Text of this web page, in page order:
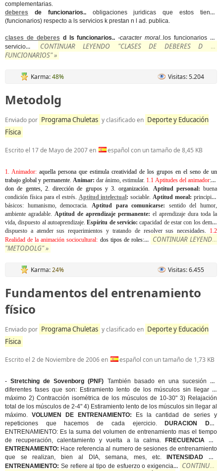
complementarias.
deberes de funcionarios.. obligaciones juridicas que estos tienen
(funcionarios) respecto a ls servicios k prestan n l ad. publica.
clases de deberes d ls funcionarios..-caracter moral.. los funcionarios en
servicio...
CONTINUAR LEYENDO "CLASES DE DEBERES D LS
FUNCIONARIOS" »
Karma:48% Visitas: 5.204
Metodolg
Enviado por Programa Chuletas y clasificado en Deporte y Educación
Física
Escrito el 17 de Mayo de 2007en español con un tamaño de 8,45 KB
1. Animador: aquella persona que estimula creatividad de los grupos en el seno de un
trabajo global y permanente. Animar: dar ánimo, estimular. 1.1 Aptitudes del animador: 1.
don de gentes, 2. dirección de grupos y 3. organización. Aptitud personal: buena
condición física para el estrés. Aptitud intelectual: sociable.Aptitud moral: principios
básicos: humanismo, democracia. Aptitud para comunicarse: sentido del humor,
ambiente agradable. Aptitud de aprendizaje permanente: el aprendizaje dura toda la
vida, dispuesto al autoaprendizaje.Espíritu de servicio: capacidad de estar con los demás
dispuesto a atender sus requerimientos y tratando de resolver sus necesidades. 1.2
Realidad de la animación sociocultural: dos tipos de roles:... CONTINUAR LEYENDO
"METODOLG" »
Karma:24% Visitas: 6.455
Fundamentos del entrenamiento
físico
Enviado por Programa Chuletas y clasificado en Deporte y Educación
Física
Escrito el 2 de Noviembre de 2006en español con un tamaño de 1,73 KB
-Stretching de Sovenborg (PNF) También basado en una sucesión de
diferentes fases que son: Estiramiento lento de los músculos sin llegar al
máximo 2) Contracción isométrica de los músculos de 10-30" 3) Relajación
total de los músculos de 2-4" 4) Estiramiento lento de los músculos sin llegar al
máximo. VOLUMEN DE ENTRENAMIENTO:
Es la cantidad de series y
repeticiones que hacemos de cada ejercicio.
DURACION DEL
ENTRENAMIENTO: Es la suma del volumen de entrenamiento mas el tiempo
de recuperación, calentamiento y vuelta a la calma.
FRECUENCIA DE
ENTRENAMIENTO: Hace referencia al numero de sesiones de entrenamiento
que se realizan, bien al DIA, semana, mes, etc.
INTENSIDAD DE
ENTRENAMIENTO: Se refiere al tipo de esfuerzo o exigencia... CONTINUAR